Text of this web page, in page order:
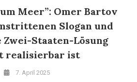
Meer”: Omer Bartov
Slogan und
Staaten-Lösung
realisierbar ist
7. April 2025